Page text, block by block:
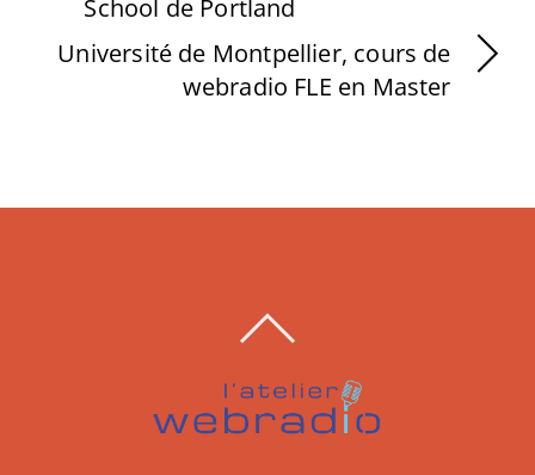
School de Portland
Université de Montpellier, cours de
webradio FLE en Master
TOP